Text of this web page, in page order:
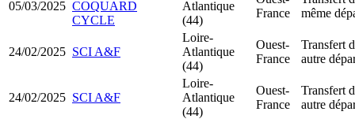
05/03/2025 COQUARD
CYCLE
Atlantique
(44)
France
même
24/02/2025 SCI A&F
Loire-
Atlantique
(44)
Ouest-
France
Transfert
autre
24/02/2025 SCI A&F
Loire-
Atlantique
(44)
Ouest-
France
Transfert
autre